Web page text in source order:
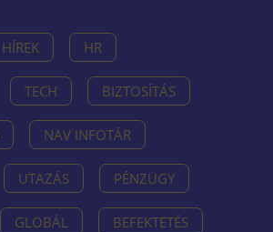
HÍREK HR
TECH BIZTOSÍTÁS
NAV INFOTÁR
UTAZÁS PÉNZÜGY
GLOBÁL BEFEKTETÉS